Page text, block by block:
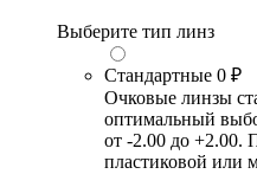
Выберите тип линз
Стандартные 0 ₽
Очковые линзы
оптимальный
от -2.00 до +2.00.
пластиковой или